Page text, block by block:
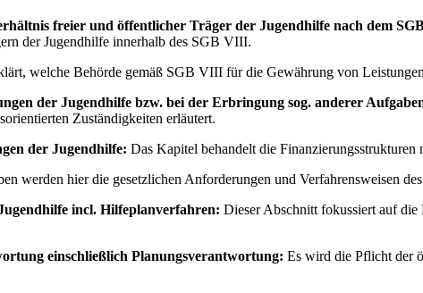
freier und öffentlicher Träger der Jugendhilfe nach dem
der Jugendhilfe innerhalb des SGB VIII.
welche Behörde gemäß SGB VIII für die Gewährung von
der Jugendhilfe bzw. bei der Erbringung sog. anderer
Zuständigkeiten erläutert.
der Jugendhilfe: Das Kapitel behandelt die
werden hier die gesetzlichen Anforderungen und Verfahrensweisen
incl. Hilfeplanverfahren: Dieser Abschnitt fokussiert auf
einschließlich Planungsverantwortung: Es wird die Pflicht der